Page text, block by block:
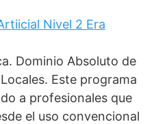
Nivel 2 Era
Dominio Absoluto de
Este programa
a profesionales que
el uso convencional